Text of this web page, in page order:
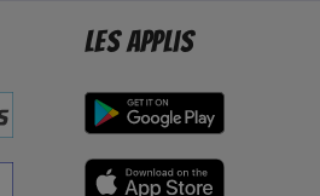
Les applis